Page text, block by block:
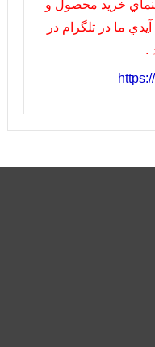
خريد محصول و
ما در تلگرام در
.